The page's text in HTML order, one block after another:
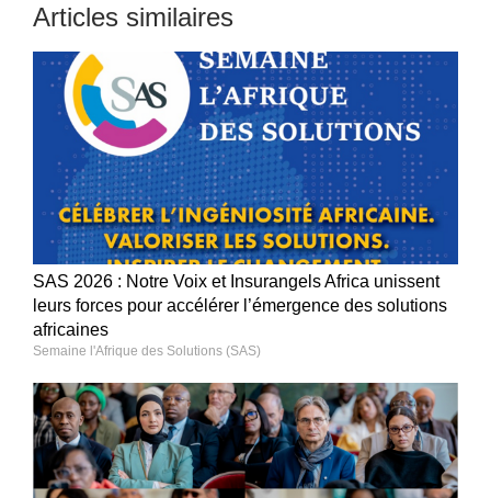
Articles similaires
SAS 2026 : Notre Voix et Insurangels Africa unissent
leurs forces pour accélérer l’émergence des solutions
africaines
Semaine l'Afrique des Solutions (SAS)